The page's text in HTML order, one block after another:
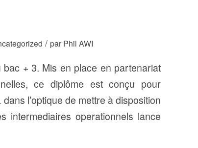
/ par Phil AWI
+ 3. Mis en place en partenariat
ce diplôme est conçu pour
l’optique de mettre à disposition
intermediaires operationnels lance